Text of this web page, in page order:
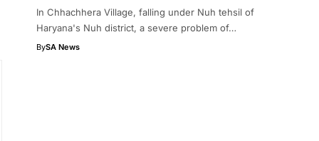
​In Chhachhera Village, falling under Nuh tehsil of
Haryana's Nuh district, a severe problem of…
BySA News